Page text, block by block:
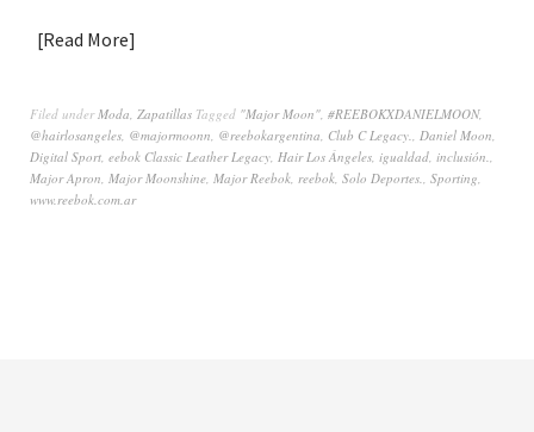
Read More
Filed underModa, Zapatillas Tagged "Major Moon", #REEBOKXDANIELMOON,
@hairlosangeles, @majormoonn, @reebokargentina, Club C Legacy., Daniel Moon,
Digital Sport, eebok Classic Leather Legacy, Hair Los Ángeles, igualdad, inclusión.,
Major Apron, Major Moonshine, Major Reebok, reebok, Solo Deportes., Sporting,
www.reebok.com.ar